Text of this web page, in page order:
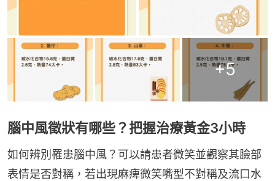
+5
腦中風徵狀有哪些？把握治療黃金3小時
如何辨別罹患腦中風？可以請患者微笑並觀察其臉部
表情是否對稱，若出現麻痺微笑嘴型不對稱及流口水